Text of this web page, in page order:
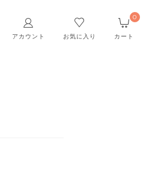
アカウント お気に入り カート
0